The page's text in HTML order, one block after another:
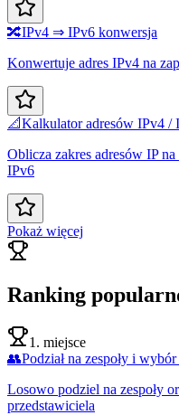
🔀IPv4 ⇒ IPv6 konwersja
Konwertuje adres IPv4 na
📐Kalkulator adresów IPv4 /
Oblicza zakres adresów IP
IPv6
Pokaż więcej
Ranking
1. miejsce
👥Podział na zespoły i
Losowo podziel na zespoły
przedstawiciela